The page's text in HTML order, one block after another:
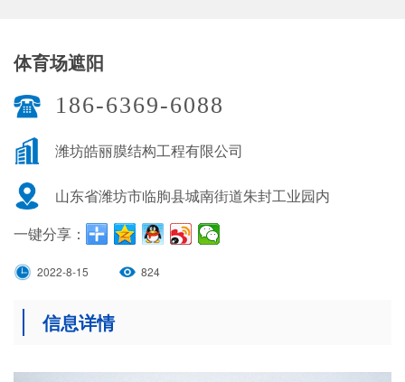
体育场遮阳
186-6369-6088
潍坊皓丽膜结构工程有限公司
山东省潍坊市临朐县城南街道朱封工业园内
一键分享：
2022-8-15 824
信息详情